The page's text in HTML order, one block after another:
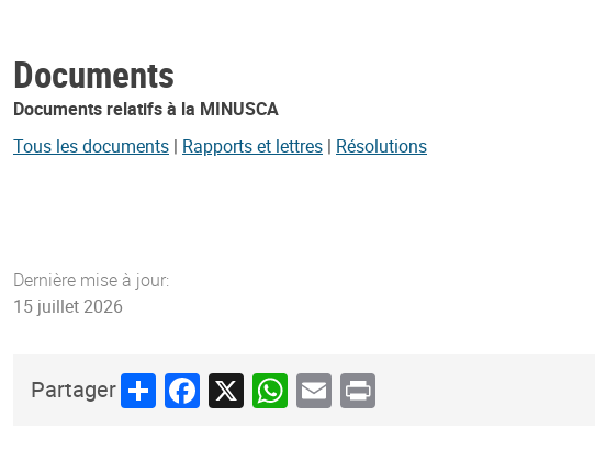
Documents
Documents relatifs à la MINUSCA
Tous les documents | Rapports et lettres | Résolutions
Dernière mise à jour:
15 juillet 2026
PartagerShareFacebook
X WhatsApp
Email
Print